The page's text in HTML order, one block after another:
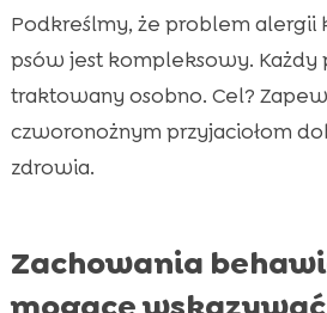
Podkreślmy, że problem
psów jest kompleksowy. Każdy
traktowany osobno. Cel?
czworonożnym przyjaciołom
zdrowia.
Zachowania